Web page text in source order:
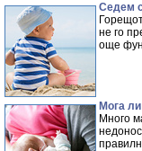
Седем
не го
още
Мога
Много